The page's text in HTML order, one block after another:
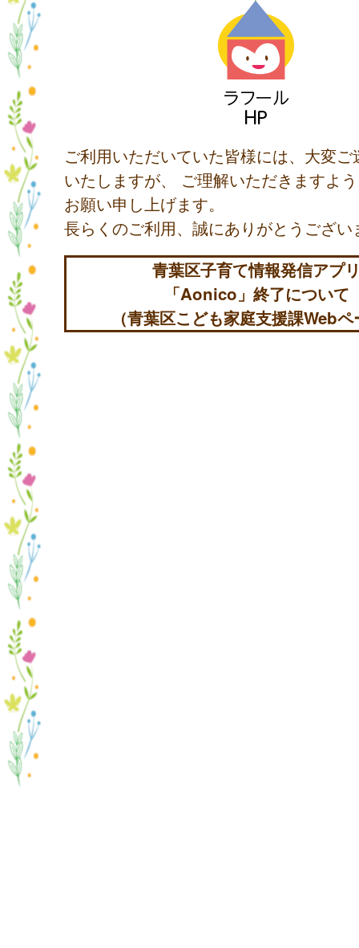
ご利用いただいていた皆様には、大変
いたしますが、 ご理解いただきますよ
お願い申し上げます。
長らくのご利用、誠にありがとうござい
青葉区子育て情報発信アプ
「Aonico」終了について
（青葉区こども家庭支援課Web